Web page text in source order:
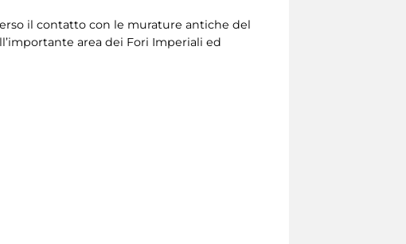
il contatto con le murature antiche del
area dei Fori Imperiali ed